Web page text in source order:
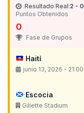
Resultado Real:2 - 0
Puntos Obtenidos
0
Fase de Grupos
Haití
junio 13, 2026 - 21:00
Escocia
Gillette Stadium